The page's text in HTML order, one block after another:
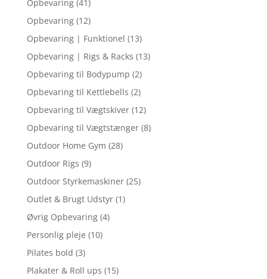
Opbevaring (41)
Opbevaring (12)
Opbevaring | Funktionel (13)
Opbevaring | Rigs & Racks (13)
Opbevaring til Bodypump (2)
Opbevaring til Kettlebells (2)
Opbevaring til Vægtskiver (12)
Opbevaring til Vægtstænger (8)
Outdoor Home Gym (28)
Outdoor Rigs (9)
Outdoor Styrkemaskiner (25)
Outlet & Brugt Udstyr (1)
Øvrig Opbevaring (4)
Personlig pleje (10)
Pilates bold (3)
Plakater & Roll ups (15)